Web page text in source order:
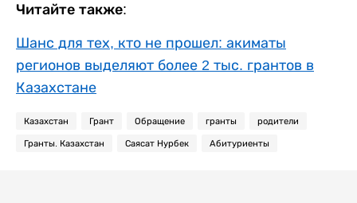
Читайте также:
Шанс для тех, кто не прошел: акиматы
регионов выделяют более 2 тыс. грантов в
Казахстане
Казахстан Грант Обращение гранты родители
Гранты. Казахстан Саясат Нурбек Абитуриенты